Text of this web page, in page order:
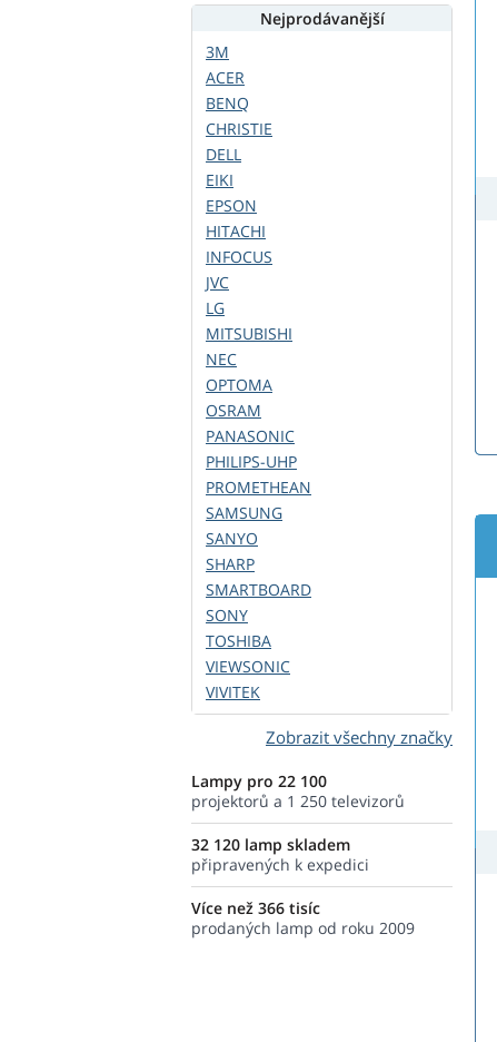
Nejprodávanější
3M
ACER
BENQ
CHRISTIE
DELL
EIKI
EPSON
HITACHI
INFOCUS
JVC
LG
MITSUBISHI
NEC
OPTOMA
OSRAM
PANASONIC
PHILIPS-UHP
PROMETHEAN
SAMSUNG
SANYO
SHARP
SMARTBOARD
SONY
TOSHIBA
VIEWSONIC
VIVITEK
Zobrazit všechny značky
Lampy pro 22 100
projektorů a 1 250 televizorů
32 120 lamp skladem
připravených k expedici
Více než 366 tisíc
prodaných lamp od roku 2009